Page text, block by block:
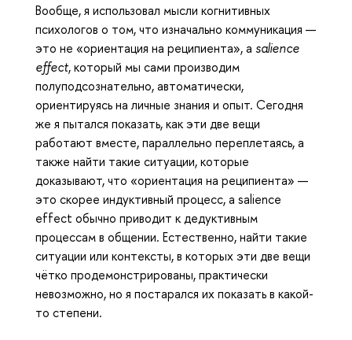
Вообще, я использовал мысли когнитивных
психологов о том, что изначально коммуникация —
это не «ориентация на реципиента», а salience
effect, который мы сами производим
полуподсознательно, автоматически,
ориентируясь на личные знания и опыт. Сегодня
же я пытался показать, как эти две вещи
работают вместе, параллельно переплетаясь, а
также найти такие ситуации, которые
доказывают, что «ориентация на реципиента» —
это скорее индуктивный процесс, а salience
effect обычно приводит к дедуктивным
процессам в общении. Естественно, найти такие
ситуации или контексты, в которых эти две вещи
чётко продемонстрированы, практически
невозможно, но я постарался их показать в какой-
то степени.